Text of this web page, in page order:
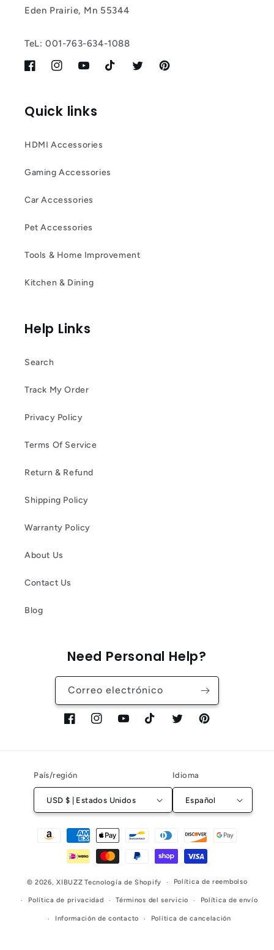
Eden Prairie, Mn 55344
TeL: 001-763-634-1088
FacebookInstagramYouTubeTikTok TwitterPinterest
Quick links
HDMI Accessories
Gaming Accessories
Car Accessories
Pet Accessories
Tools & Home Improvement
Kitchen & Dining
Help Links
Search
Track My Order
Privacy Policy
Terms Of Service
Return & Refund
Shipping Policy
Warranty Policy
About Us
Contact Us
Blog
Need Personal Help?
Correo electrónico
FacebookInstagramYouTubeTikTok TwitterPinterest
País/región
USD $ | Estados Unidos
Idioma
Español
Formas
© 2026,XIBUZZ Tecnología de Shopify Política de reembolso
Política de privacidad Términos del servicio Política de envío
Información de contacto Política de cancelación